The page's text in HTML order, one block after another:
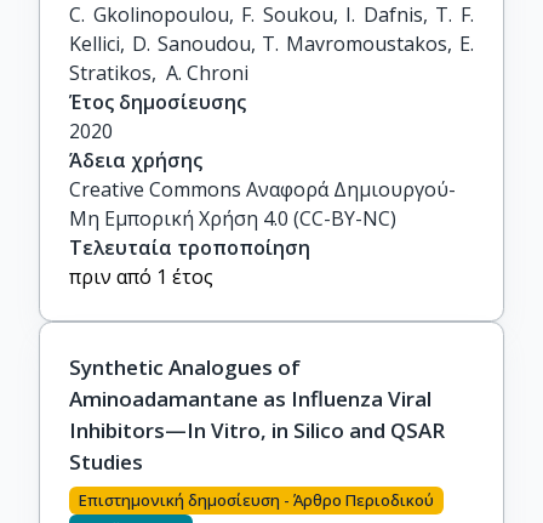
C. Gkolinopoulou, F. Soukou, I. Dafnis, T. F.
Kellici, D. Sanoudou, T. Mavromoustakos, E.
Stratikos,  A. Chroni
Έτος δημοσίευσης
2020
Άδεια χρήσης
Creative Commons Αναφορά Δημιουργού-
Μη Εμπορική Χρήση 4.0 (CC-BY-NC)
Τελευταία τροποποίηση
πριν από 1 έτος
Synthetic Analogues of
Aminoadamantane as Influenza Viral
Inhibitors—In Vitro, in Silico and QSAR
Studies
Επιστημονική δημοσίευση - Άρθρο Περιοδικού